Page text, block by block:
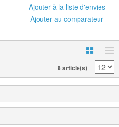
Ajouter à la liste d'envies
Ajouter au comparateur
8 article(s)